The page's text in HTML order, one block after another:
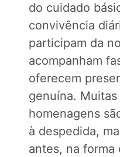
do cuidado
convivência
participam da
acompanham
oferecem
genuína.
homenagens
à despedida,
antes, na forma